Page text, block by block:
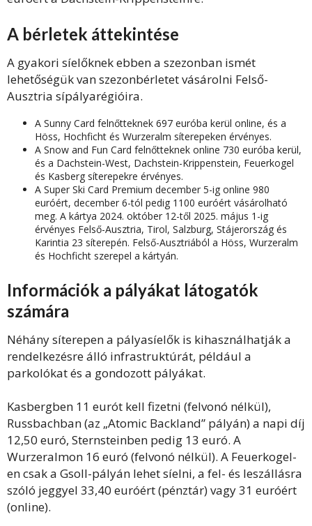
A bérletek áttekintése
A gyakori síelőknek ebben a szezonban ismét
lehetőségük van szezonbérletet vásárolni Felső-
Ausztria sípályarégióira.
A Sunny Card felnőtteknek 697 euróba kerül online, és a
Höss, Hochficht és Wurzeralm síterepeken érvényes.
A Snow and Fun Card felnőtteknek online 730 euróba kerül,
és a Dachstein-West, Dachstein-Krippenstein, Feuerkogel
és Kasberg síterepekre érvényes.
A Super Ski Card Premium december 5-ig online 980
euróért, december 6-tól pedig 1100 euróért vásárolható
meg. A kártya 2024. október 12-től 2025. május 1-ig
érvényes Felső-Ausztria, Tirol, Salzburg, Stájerország és
Karintia 23 síterepén. Felső-Ausztriából a Höss, Wurzeralm
és Hochficht szerepel a kártyán.
Információk a pályákat látogatók
számára
Néhány síterepen a pályasíelők is kihasználhatják a
rendelkezésre álló infrastruktúrát, például a
parkolókat és a gondozott pályákat.
Kasbergben 11 eurót kell fizetni (felvonó nélkül),
Russbachban (az „Atomic Backland” pályán) a napi díj
12,50 euró, Sternsteinben pedig 13 euró. A
Wurzeralmon 16 euró (felvonó nélkül). A Feuerkogel-
en csak a Gsoll-pályán lehet síelni, a fel- és leszállásra
szóló jeggyel 33,40 euróért (pénztár) vagy 31 euróért
(online).